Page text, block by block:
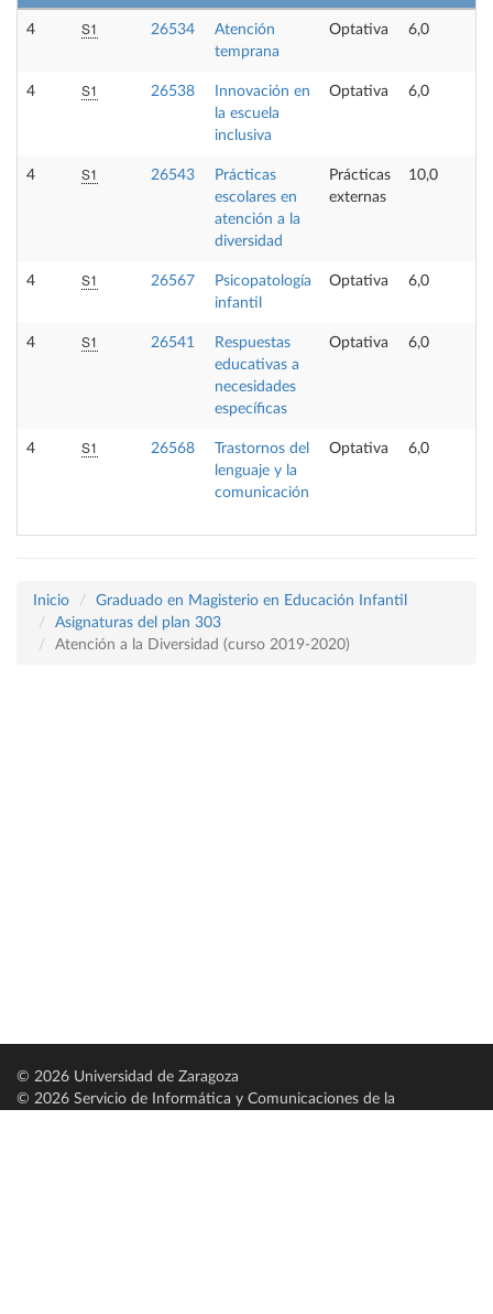
4 S1 26534
Atención
temprana
Optativa 6,0
4 S1 26538
Innovación en
la escuela
inclusiva
Optativa 6,0
4 S1 26543
Prácticas
escolares en
atención a la
diversidad
Prácticas
externas
10,0
4 S1 26567
Psicopatología
infantil
Optativa 6,0
4 S1 26541
Respuestas
educativas a
necesidades
específicas
Optativa 6,0
4 S1 26568
Trastornos del
lenguaje y la
comunicación
Optativa 6,0
Inicio
Graduado en Magisterio en Educación Infantil
Asignaturas del plan 303
Atención a la Diversidad (curso 2019-2020)
© 2026 Universidad de Zaragoza
© 2026 Servicio de Informática y Comunicaciones de la